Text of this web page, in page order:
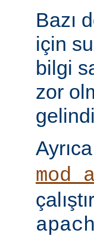
Bazı
için
bilgi
zor
Ayrıca